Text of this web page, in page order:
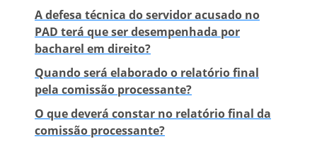
A defesa técnica do servidor acusado no
PAD terá que ser desempenhada por
bacharel em direito?
Quando será elaborado o relatório final
pela comissão processante?
O que deverá constar no relatório final da
comissão processante?